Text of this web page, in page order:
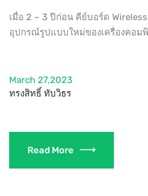
เมื่อ 2 – 3 ปีก่อน คีย์บอร์ด
อุปกรณ์รูปแบบใหม่ของเครื่องคอมพิ
March 27,2023
ทรงสิทธิ์ ทับวิธร
Read More